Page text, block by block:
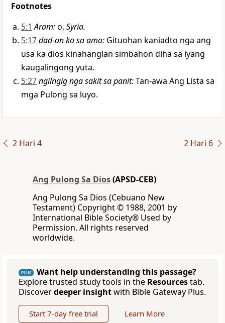
Footnotes
5:1 Aram:o, Syria.
5:17dad-on ko sa amo: Gituohan kaniadto nga ang
usa ka dios kinahanglan simbahon diha sa iyang
kaugalingong yuta.
5:27ngilngig nga sakit sa panit:Tan-awa Ang Lista sa
mga Pulong sa luyo.
2 Hari 4 2 Hari 6
Ang Pulong Sa Dios(APSD-CEB)
Ang Pulong Sa Dios (Cebuano New
Testament) Copyright © 1988, 2001 by
International Bible Society® Used by
Permission. All rights reserved
worldwide.
PLUS
Want help understanding this passage?
Explore trusted study tools in the Resourcestab.
Discoverdeeper insightwith Bible Gateway Plus.
Start 7-day free trial Learn More